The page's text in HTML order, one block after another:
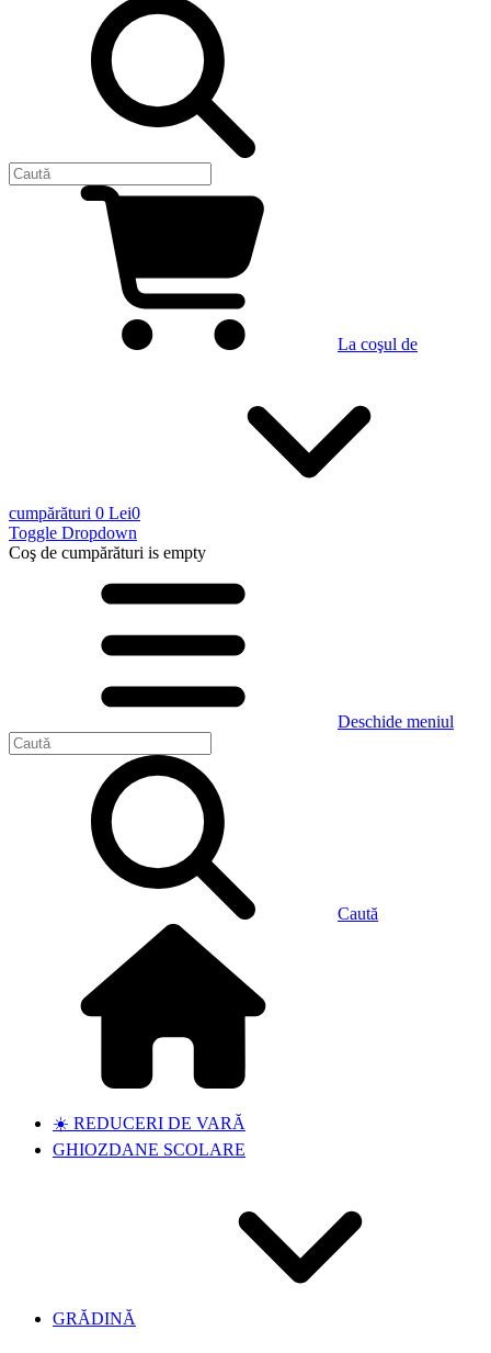
La coşul de
cumpărături 0 Lei0
Toggle Dropdown
Coş de cumpărături is empty
Deschide meniul
Caută
☀️ REDUCERI DE VARĂ
GHIOZDANE SCOLARE
GRĂDINĂ